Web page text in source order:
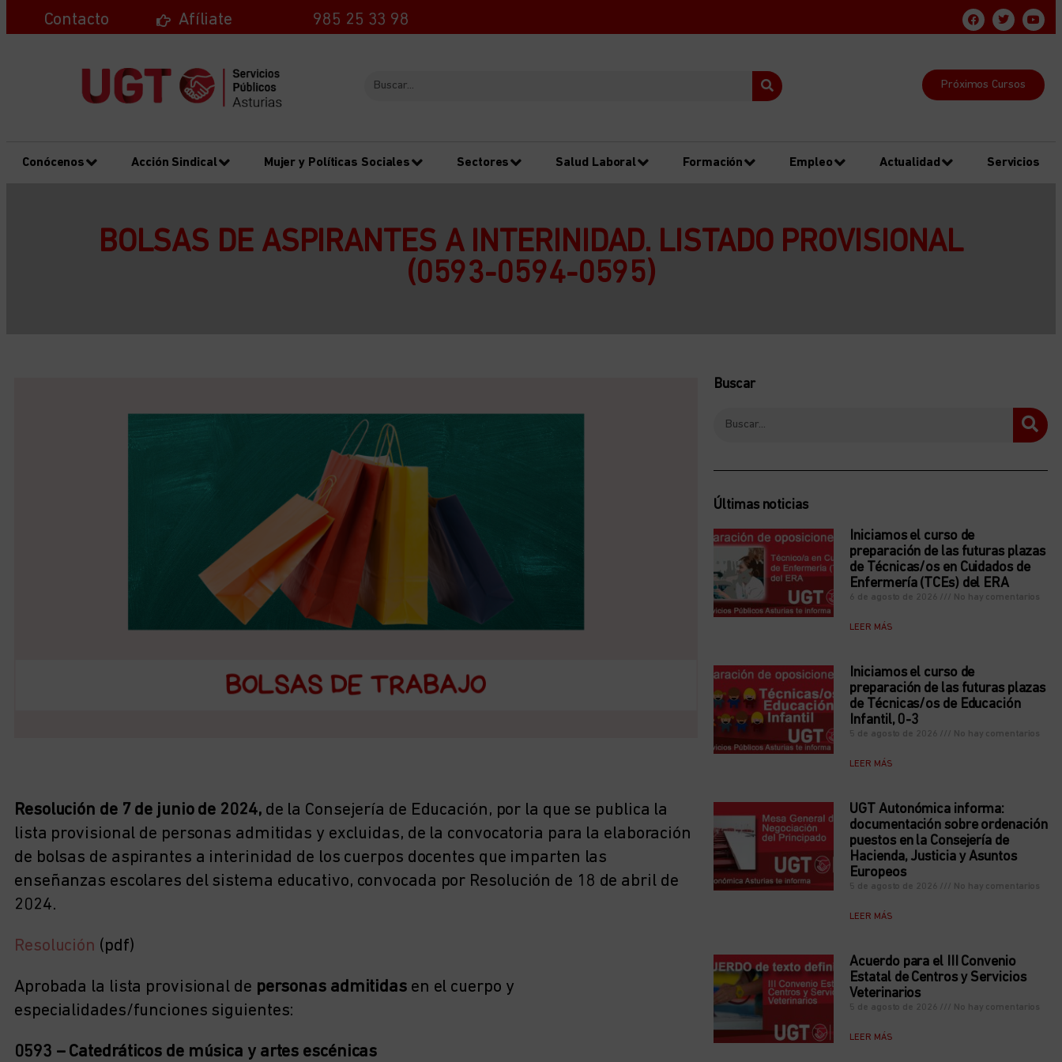
Contacto Afíliate 985 25 33 98
Próximos Cursos
Conócenos Acción Sindical Mujer y Políticas Sociales Sectores Salud Laboral Formación Empleo Actualidad Servicios
BOLSAS DE ASPIRANTES A INTERINIDAD. LISTADO PROVISIONAL
(0593-0594-0595)
Resolución de 7 de junio de 2024,de la Consejería de Educación, por la que se publica la
lista provisional de personas admitidas y excluidas, de la convocatoria para la elaboración
de bolsas de aspirantes a interinidad de los cuerpos docentes que imparten las
enseñanzas escolares del sistema educativo, convocada por Resolución de 18 de abril de
2024.
Resolución (pdf)
Aprobada la lista provisional de personas admitidasen el cuerpo y
especialidades/funciones siguientes:
0593 – Catedráticos de música y artes escénicas
Buscar
Últimas noticias
Iniciamos el curso de
preparación de las futuras plazas
de Técnicas/os en Cuidados de
Enfermería (TCEs) del ERA
6 de agosto de 2026 No hay comentarios
LEER MÁS
Iniciamos el curso de
preparación de las futuras plazas
de Técnicas/os de Educación
Infantil, 0-3
5 de agosto de 2026 No hay comentarios
LEER MÁS
UGT Autonómica informa:
documentación sobre ordenación
puestos en la Consejería de
Hacienda, Justicia y Asuntos
Europeos
5 de agosto de 2026 No hay comentarios
LEER MÁS
Acuerdo para el III Convenio
Estatal de Centros y Servicios
Veterinarios
5 de agosto de 2026 No hay comentarios
LEER MÁS